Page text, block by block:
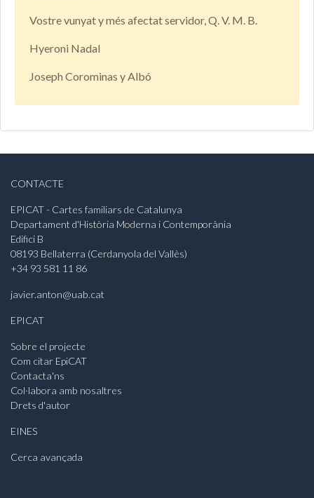
Vostre vunyat y més afectat servidor, Q. V. M. B.
Hyeroni Nadal
Joseph Corominas y Albó
CONTACTE
EPICAT - Cartes familiars de Catalunya
Departament d'Història Moderna i Contemporània
Edifici B
08193 Bellaterra (Cerdanyola del Vallès)
+34 93 581 11 86
javier.anton@uab.cat
EPICAT
Sobre el projecte
Com citar EpiCAT
Contacta'ns
Col·labora amb nosaltres
Drets d'autor
EINES
Cerca avançada